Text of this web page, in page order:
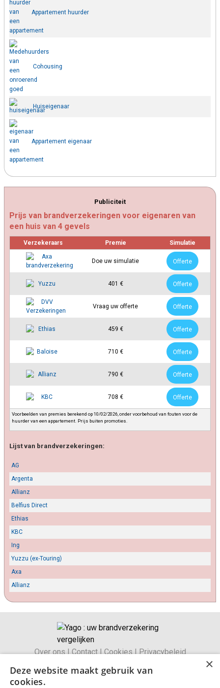
Appartement huurder
Cohousing
Huiseigenaar
Appartement eigenaar
Publiciteit
Prijs van brandverzekeringen voor eigenaren van
een huis van 4 gevels
Verzekeraars Premie Simulatie
Doe uw simulatie Offerte
401 € Offerte
Vraag uw offerte Offerte
459 € Offerte
710 € Offerte
790 € Offerte
708 € Offerte
Voorbeelden van premies berekend op 10/02/2026, onder voorbehoud van fouten voor de
huurder van een appartement. Prijs buiten promoties.
Lijst van brandverzekeringen:
AG
Argenta
Allianz
Belfius Direct
Ethias
KBC
Ing
Yuzzu (ex-Touring)
Axa
Allianz
Over ons|Contact|Cookies|Privacybeleid
Duurzaamheidsbeleid
×
Deze website maakt gebruik van
cookies.